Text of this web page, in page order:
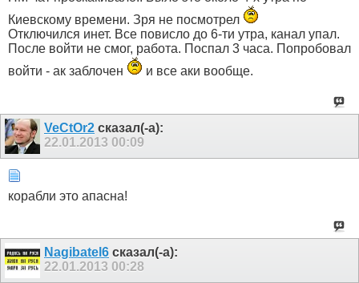
Киевскому времени. Зря не посмотрел
Отключился инет. Все повисло до 6-ти утра, канал упал.
После войти не смог, работа. Поспал 3 часа. Попробовал
войти - ак заблочен
и все аки вообще.
VeCtOr2 сказал(-а):
22.01.2013 00:09
корабли это апасна!
Nagibatel6 сказал(-а):
22.01.2013 00:28